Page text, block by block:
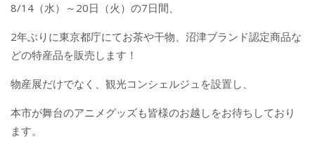
8/14（水）～20日（火）の7日間、
2年ぶりに東京都庁にてお茶や干物、沼津ブランド認定商品な
どの特産品を販売します！
物産展だけでなく、観光コンシェルジュを設置し、
本市が舞台のアニメグッズも皆様のお越しをお待ちしており
ます。